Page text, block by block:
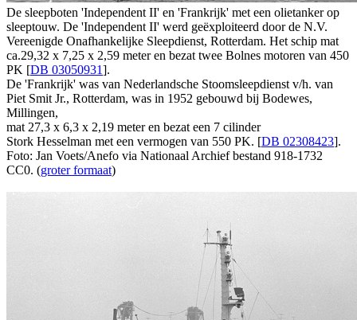
De sleepboten 'Independent II' en 'Frankrijk' met een olietanker op
sleeptouw. De 'Independent II' werd geëxploiteerd door de N.V.
Vereenigde Onafhankelijke Sleepdienst, Rotterdam. Het schip mat
ca.29,32 x 7,25 x 2,59 meter en bezat twee Bolnes motoren van 450
PK [DB 03050931].
De 'Frankrijk' was van Nederlandsche Stoomsleepdienst v/h. van
Piet Smit Jr., Rotterdam, was in 1952 gebouwd bij Bodewes,
Millingen,
mat 27,3 x 6,3 x 2,19 meter en bezat een 7 cilinder
Stork Hesselman met een vermogen van 550 PK. [DB 02308423].
Foto: Jan Voets/Anefo via Nationaal Archief bestand 918-1732
CC0. (groter formaat)